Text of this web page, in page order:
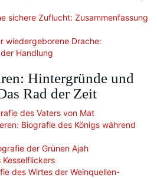
sichere Zuflucht: Zusammenfassung
wiedergeborene Drache:
Handlung
Hintergründe und
Rad der Zeit
des Vaters von Mat
Biografie des Königs während
der Grünen Ajah
des Wirtes der Weinquellen-